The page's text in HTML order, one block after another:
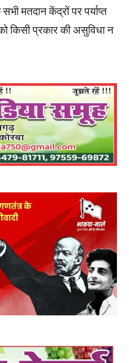
मतदान केंद्रों पर पर्याप्त
किसी प्रकार की असुविधा न